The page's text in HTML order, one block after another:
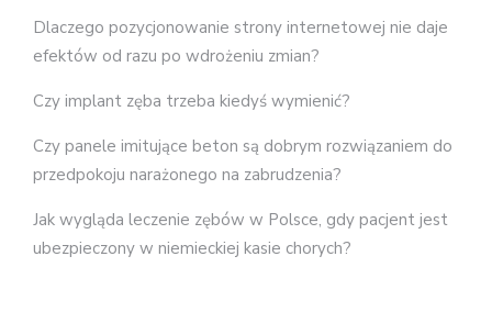
Dlaczego pozycjonowanie strony internetowej nie daje
efektów od razu po wdrożeniu zmian?
Czy implant zęba trzeba kiedyś wymienić?
Czy panele imitujące beton są dobrym rozwiązaniem do
przedpokoju narażonego na zabrudzenia?
Jak wygląda leczenie zębów w Polsce, gdy pacjent jest
ubezpieczony w niemieckiej kasie chorych?